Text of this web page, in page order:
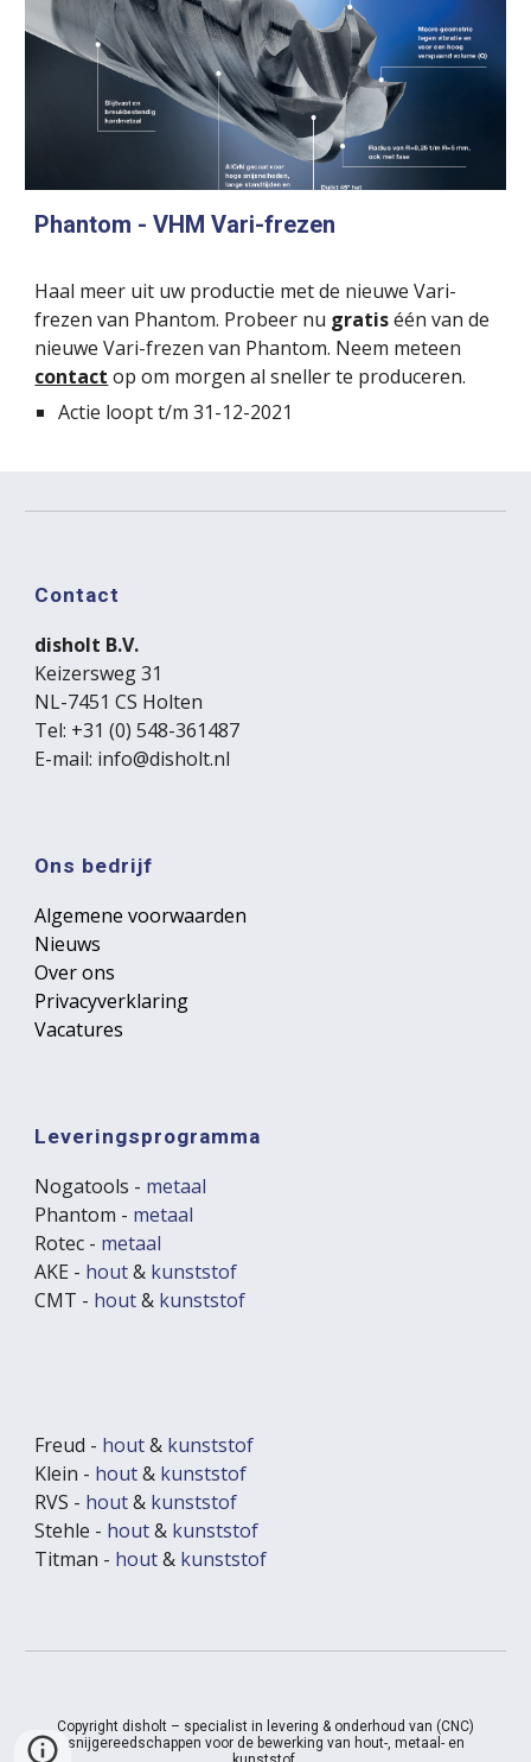
Phantom - VHM Vari-frezen
Haal meer uit uw productie met de nieuwe Vari-
frezen van Phantom. Probeer nu gratis één van de
contact op om morgen al sneller te produceren.
Actie loopt t/m 31-12-2021
Contact
disholt B.V.
Keizersweg 31
NL-7451 CS Holten
Tel: +31 (0) 548-361487
E-mail: info@disholt.nl
Ons bedrijf
Algemene voorwaarden
Nieuws
Over ons
Privacyverklaring
Vacatures
Leveringsprogramma
Nogatools - metaal
Phantom - metaal
Rotec - metaal
AKE - hout& kunststof
CMT - hout& kunststof
Freud - hout& kunststof
Klein - hout& kunststof
RVS - hout& kunststof
Stehle - hout& kunststof
Titman - hout& kunststof
Copyright disholt – specialist in levering & onderhoud van (CNC)
snijgereedschappen voor de bewerking van hout-, metaal- en